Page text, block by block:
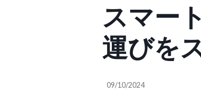
スマー
運びを
に!エレ
09/10/2024